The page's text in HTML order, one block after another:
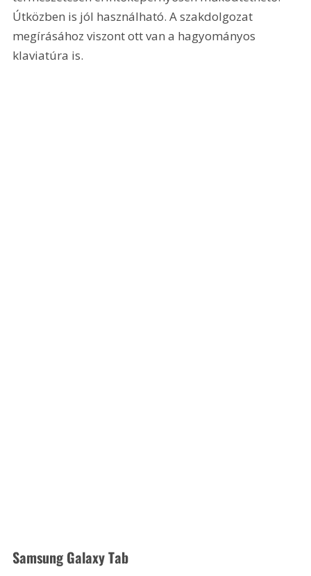
Útközben is jól használható. A szakdolgozat
megírásához viszont ott van a hagyományos
klaviatúra is.
Samsung Galaxy Tab